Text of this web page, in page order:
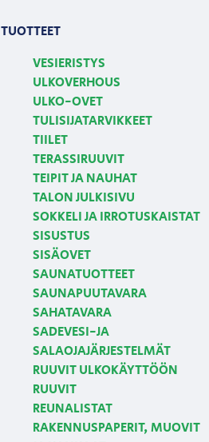
TUOTTEET
VESIERISTYS
ULKOVERHOUS
ULKO-OVET
TULISIJATARVIKKEET
TIILET
TERASSIRUUVIT
TEIPIT JA NAUHAT
TALON JULKISIVU
SOKKELI JA IRROTUSKAISTAT
SISUSTUS
SISÄOVET
SAUNATUOTTEET
SAUNAPUUTAVARA
SAHATAVARA
SADEVESI-JA
SALAOJAJÄRJESTELMÄT
RUUVIT ULKOKÄYTTÖÖN
RUUVIT
REUNALISTAT
RAKENNUSPAPERIT, MUOVIT